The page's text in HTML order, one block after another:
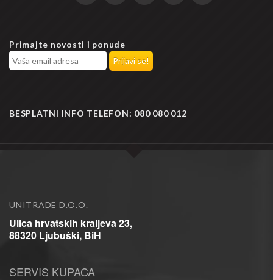
Primajte novosti i ponude
BESPLATNI INFO TELEFON: 080 080 012
UNITRADE D.O.O.
Ulica hrvatskih kraljeva 23,
88320 Ljubuški, BiH
SERVIS KUPACA